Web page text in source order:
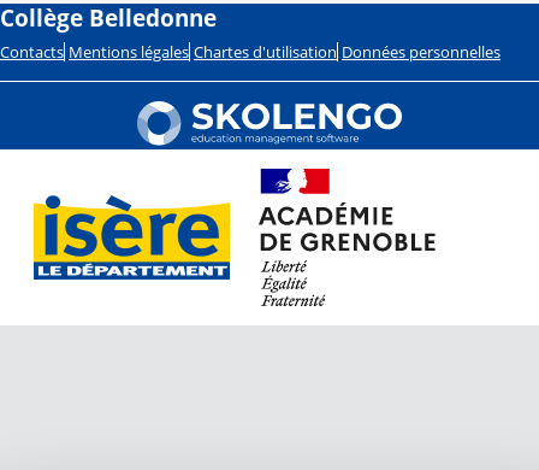
Collège Belledonne
Contacts Mentions légales Chartes d'utilisation Données personnelles